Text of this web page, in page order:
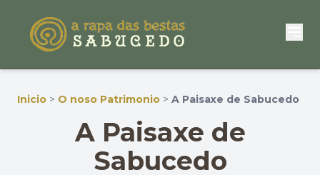
Inicio > O noso Patrimonio > A Paisaxe de Sabucedo
A Paisaxe de
Sabucedo